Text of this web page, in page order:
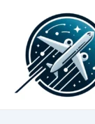
contenido